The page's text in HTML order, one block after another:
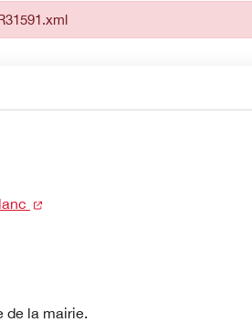
(nouvelle fenêtre)
de la mairie.